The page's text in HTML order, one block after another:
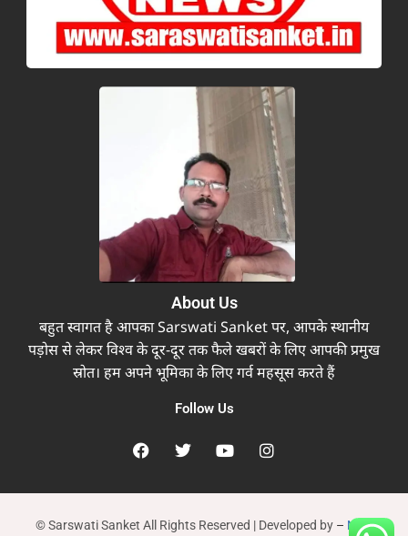
About Us
बहुत स्वागत है आपका Sarswati Sanket पर, आपके स्थानीय
पड़ोस से लेकर विश्व के दूर-दूर तक फैले खबरों के लिए आपकी प्रमुख
स्रोत। हम अपने भूमिका के लिए गर्व महसूस करते हैं
Follow Us
© Sarswati Sanket All Rights Reserved | Developed by – New